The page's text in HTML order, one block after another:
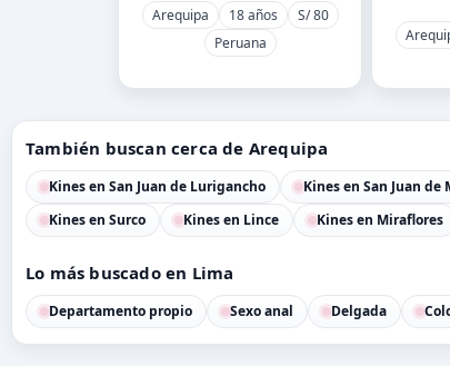
Arequipa 18 años
S/ 80
Peruana
También buscan cerca de Arequipa
Kines en San Juan de Lurigancho Kines en San Juan de
Kines en Surco
Kines en Lince Kines en Miraflores
Lo más buscado en Lima
Departamento propio Sexo anal Delgada